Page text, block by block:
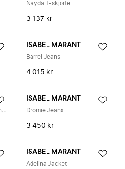
Nayda T-skjorte
3 137 kr
ISABEL MARANT
Barrel Jeans
4 015 kr
Brany-Gb Topp i bomullsblanding
ISABEL MARANT
Dromie Jeans
3 450 kr
ISABEL MARANT
Adelina Jacket